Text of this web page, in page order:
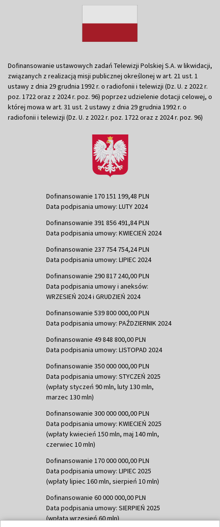
Dofinansowanie ustawowych zadań Telewizji Polskiej S.A. w likwidacji,
związanych z realizacją misji publicznej określonej w art. 21 ust. 1
ustawy z dnia 29 grudnia 1992 r. o radiofonii i telewizji (Dz. U. z 2022 r.
poz. 1722 oraz z 2024 r. poz. 96) poprzez udzielenie dotacji celowej, o
której mowa w art. 31 ust. 2 ustawy z dnia 29 grudnia 1992 r. o
radiofonii i telewizji (Dz. U. z 2022 r. poz. 1722 oraz z 2024 r. poz. 96)
Dofinansowanie 170 151 199,48 PLN
Data podpisania umowy: LUTY 2024
Dofinansowanie 391 856 491,84 PLN
Data podpisania umowy: KWIECIEŃ 2024
Dofinansowanie 237 754 754,24 PLN
Data podpisania umowy: LIPIEC 2024
Dofinansowanie 290 817 240,00 PLN
Data podpisania umowy i aneksów:
WRZESIEŃ 2024 i GRUDZIEŃ 2024
Dofinansowanie 539 800 000,00 PLN
Data podpisania umowy: PAŹDZIERNIK 2024
Dofinansowanie 49 848 800,00 PLN
Data podpisania umowy: LISTOPAD 2024
Dofinansowanie 350 000 000,00 PLN
Data podpisania umowy: STYCZEŃ 2025
(wpłaty styczeń 90 mln, luty 130 mln,
marzec 130 mln)
Dofinansowanie 300 000 000,00 PLN
Data podpisania umowy: KWIECIEŃ 2025
(wpłaty kwiecień 150 mln, maj 140 mln,
czerwiec 10 mln)
Dofinansowanie 170 000 000,00 PLN
Data podpisania umowy: LIPIEC 2025
(wpłaty lipiec 160 mln, sierpień 10 mln)
Dofinansowanie 60 000 000,00 PLN
Data podpisania umowy: SIERPIEŃ 2025
(wpłata wrzesień 60 mln)